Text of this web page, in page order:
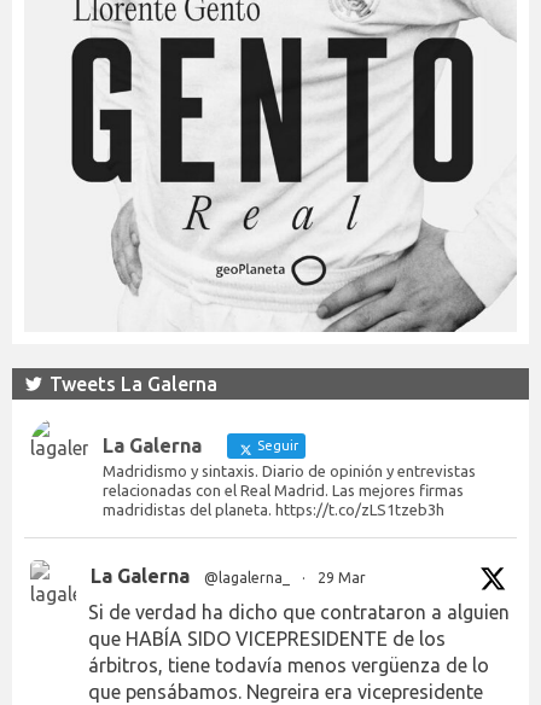
Tweets La Galerna
La Galerna Seguir
Madridismo y sintaxis. Diario de opinión y entrevistas
relacionadas con el Real Madrid. Las mejores firmas
madridistas del planeta. https://t.co/zLS1tzeb3h
La Galerna @lagalerna_ · 29 Mar
Si de verdad ha dicho que contrataron a alguien
que HABÍA SIDO VICEPRESIDENTE de los
árbitros, tiene todavía menos vergüenza de lo
que pensábamos. Negreira era vicepresidente